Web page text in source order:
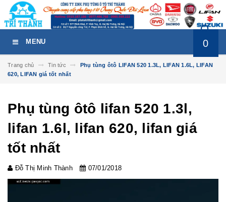
MENU 0
Trang chủ Tin tức
Phụ tùng ôtô LIFAN 520 1.3L, LIFAN 1.6L, LIFAN
620, LIFAN giá tốt nhất
Phụ tùng ôtô lifan 520 1.3l,
lifan 1.6l, lifan 620, lifan giá
tốt nhất
Đỗ Thị Minh Thành 07/01/2018